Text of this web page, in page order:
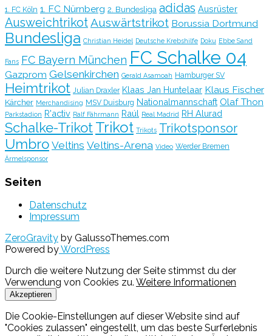
1. FC Köln 1. FC Nürnberg 2. Bundesliga adidas Ausrüster
AusweichtrikotAuswärtstrikot Borussia Dortmund
Bundesliga Christian Heidel Deutsche Krebshilfe Doku Ebbe Sand
Fans FC Bayern München FC Schalke 04
Gazprom Gelsenkirchen Gerald Asamoah Hamburger SV
Heimtrikot Julian Draxler Klaas Jan Huntelaar Klaus Fischer
Kärcher Merchandising MSV Duisburg Nationalmannschaft Olaf Thon
Parkstadion R'activ Ralf Fährmann Raúl Real Madrid RH Alurad
Schalke-TrikotTrikot Trikots Trikotsponsor
Umbro Veltins Veltins-Arena Video Werder Bremen
Ärmelsponsor
Seiten
Datenschutz
Impressum
ZeroGravity by GalussoThemes.com
Powered byWordPress
Durch die weitere Nutzung der Seite stimmst du der
Verwendung von Cookies zu. Weitere Informationen
Akzeptieren
Die Cookie-Einstellungen auf dieser Website sind auf
"Cookies zulassen" eingestellt, um das beste Surferlebnis